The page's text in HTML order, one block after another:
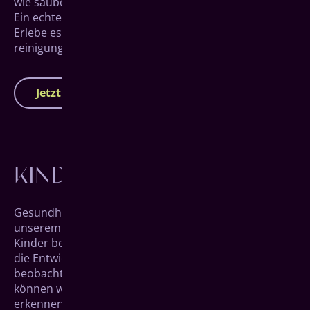
Ein echtes Upgrade zum Zähne­putzen zuhause.
Erlebe es selbst und genieße die Professionelle Zahn­
reinigung unseres Dentalhygiene-Teams.
Jetzt Termin vereinbaren
KINDERZAHNHEILKUNDE
Gesundheit schon vor dem ersten Milchzahn – mit
unserem Zahnwuschel Phina! Gemeinsam lernen die
Kinder bei uns die richtige Zahnpflege, während wir
die Entwicklung der Milch- und bleibenden Zähne
beobachten. Durch die regel­mäßige Betreuung
können wir potenzielle Unstim­migkeiten früh­zeitig
erkennen und unmittelbar darauf reagieren. Besucht